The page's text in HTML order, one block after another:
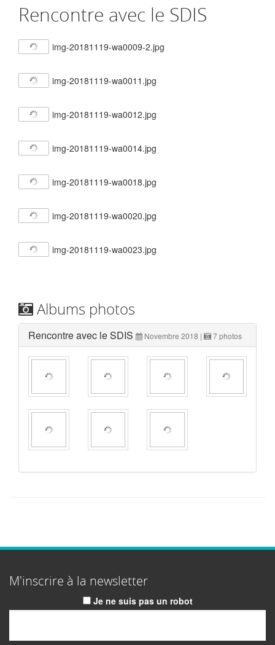
Rencontre avec le SDIS
img-20181119-wa0009-2.jpg
img-20181119-wa0011.jpg
img-20181119-wa0012.jpg
img-20181119-wa0014.jpg
img-20181119-wa0018.jpg
img-20181119-wa0020.jpg
img-20181119-wa0023.jpg
Albums photos
Rencontre avec le SDIS Novembre 2018 | 7 photos
Portfolio
M'inscrire à la newsletter
Je ne suis pas un robot